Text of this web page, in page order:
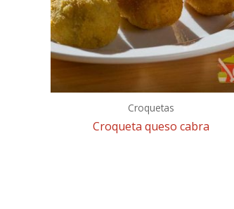
Croquetas
Croqueta queso cabra